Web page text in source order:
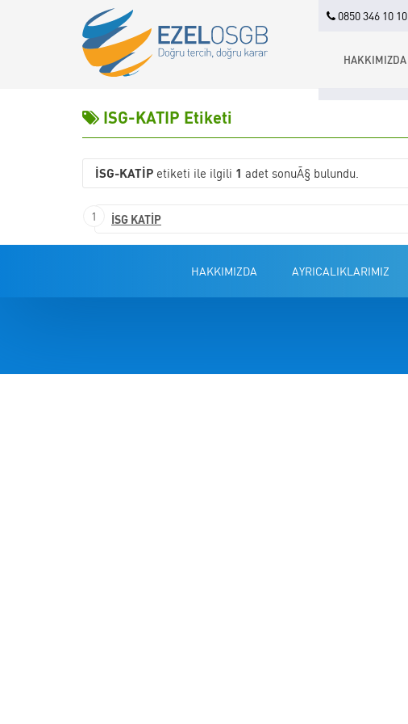
0850 346 10 10
HAKKIMIZDA
ISG-KATIP Etiketi
ISG-KATIP etiketi ile ilgili 1 adet sonuÃ§ bulundu.
1 İSG KATİP
HAKKIMIZDA AYRICALIKLARIMIZ